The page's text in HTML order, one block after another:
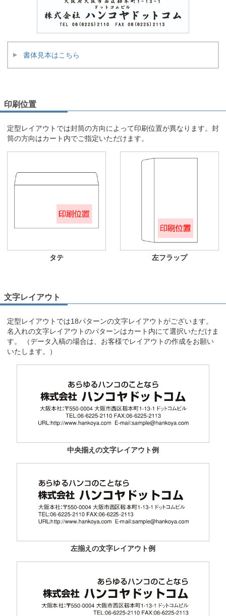
書体見本はこちら
印刷位置
定型レイアウトでは封筒の方向によって印刷位置が異なります。封
筒の方向はカート内でご指定いただけます。
タテ 左フラップ
文字レイアウト
定型レイアウトでは18パターンの文字レイアウトがございます。
名入れの文字レイアウトのパターンはカート内にて選択いただけま
す。 （データ入稿の場合は、お客様でレイアウトの作成をお願い
いたします。）
中央揃えの文字レイアウト例
左揃えの文字レイアウト例